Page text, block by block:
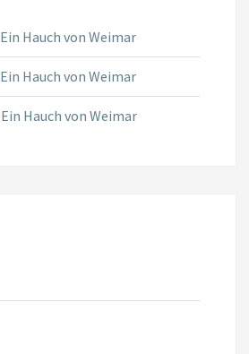
Ein Hauch von Weimar
Ein Hauch von Weimar
Ein Hauch von Weimar